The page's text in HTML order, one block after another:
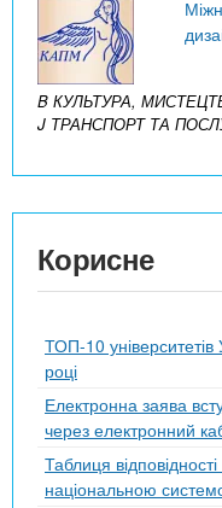
B КУЛЬТУРА,
J ТРАНСПОРТ ТА
Корисне
ТОП-10
році
Електронна заява
через електронний
Таблиця
національною